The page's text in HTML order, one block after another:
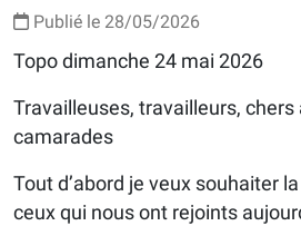
Publié le 28/05/2026
Topo dimanche 24 mai 2026
Travailleuses, travailleurs, chers
camarades
Tout d’abord je veux souhaiter
ceux qui nous ont rejoints